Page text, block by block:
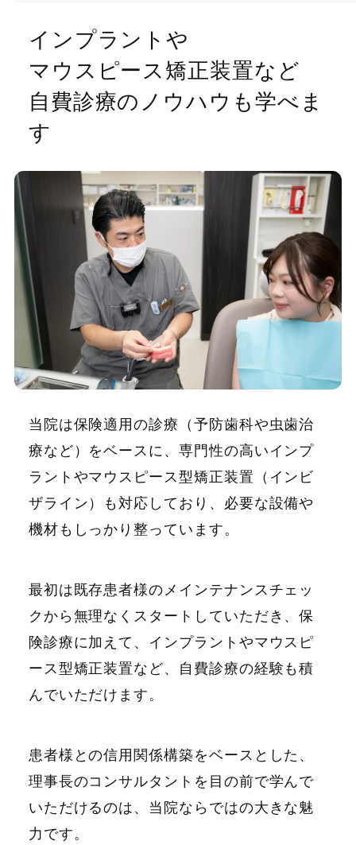
インプラントや
マウスピース矯正装置など
自費診療のノウハウも学べま
す
当院は保険適用の診療（予防歯科や虫歯治
療など）をベースに、専門性の高いインプ
ラントやマウスピース型矯正装置（インビ
ザライン）も対応しており、必要な設備や
機材もしっかり整っています。
最初は既存患者様のメインテナンスチェッ
クから無理なくスタートしていただき、保
険診療に加えて、インプラントやマウスピ
ース型矯正装置など、自費診療の経験も積
んでいただけます。
患者様との信用関係構築をベースとした、
理事長のコンサルタントを目の前で学んで
いただけるのは、当院ならではの大きな魅
力です。